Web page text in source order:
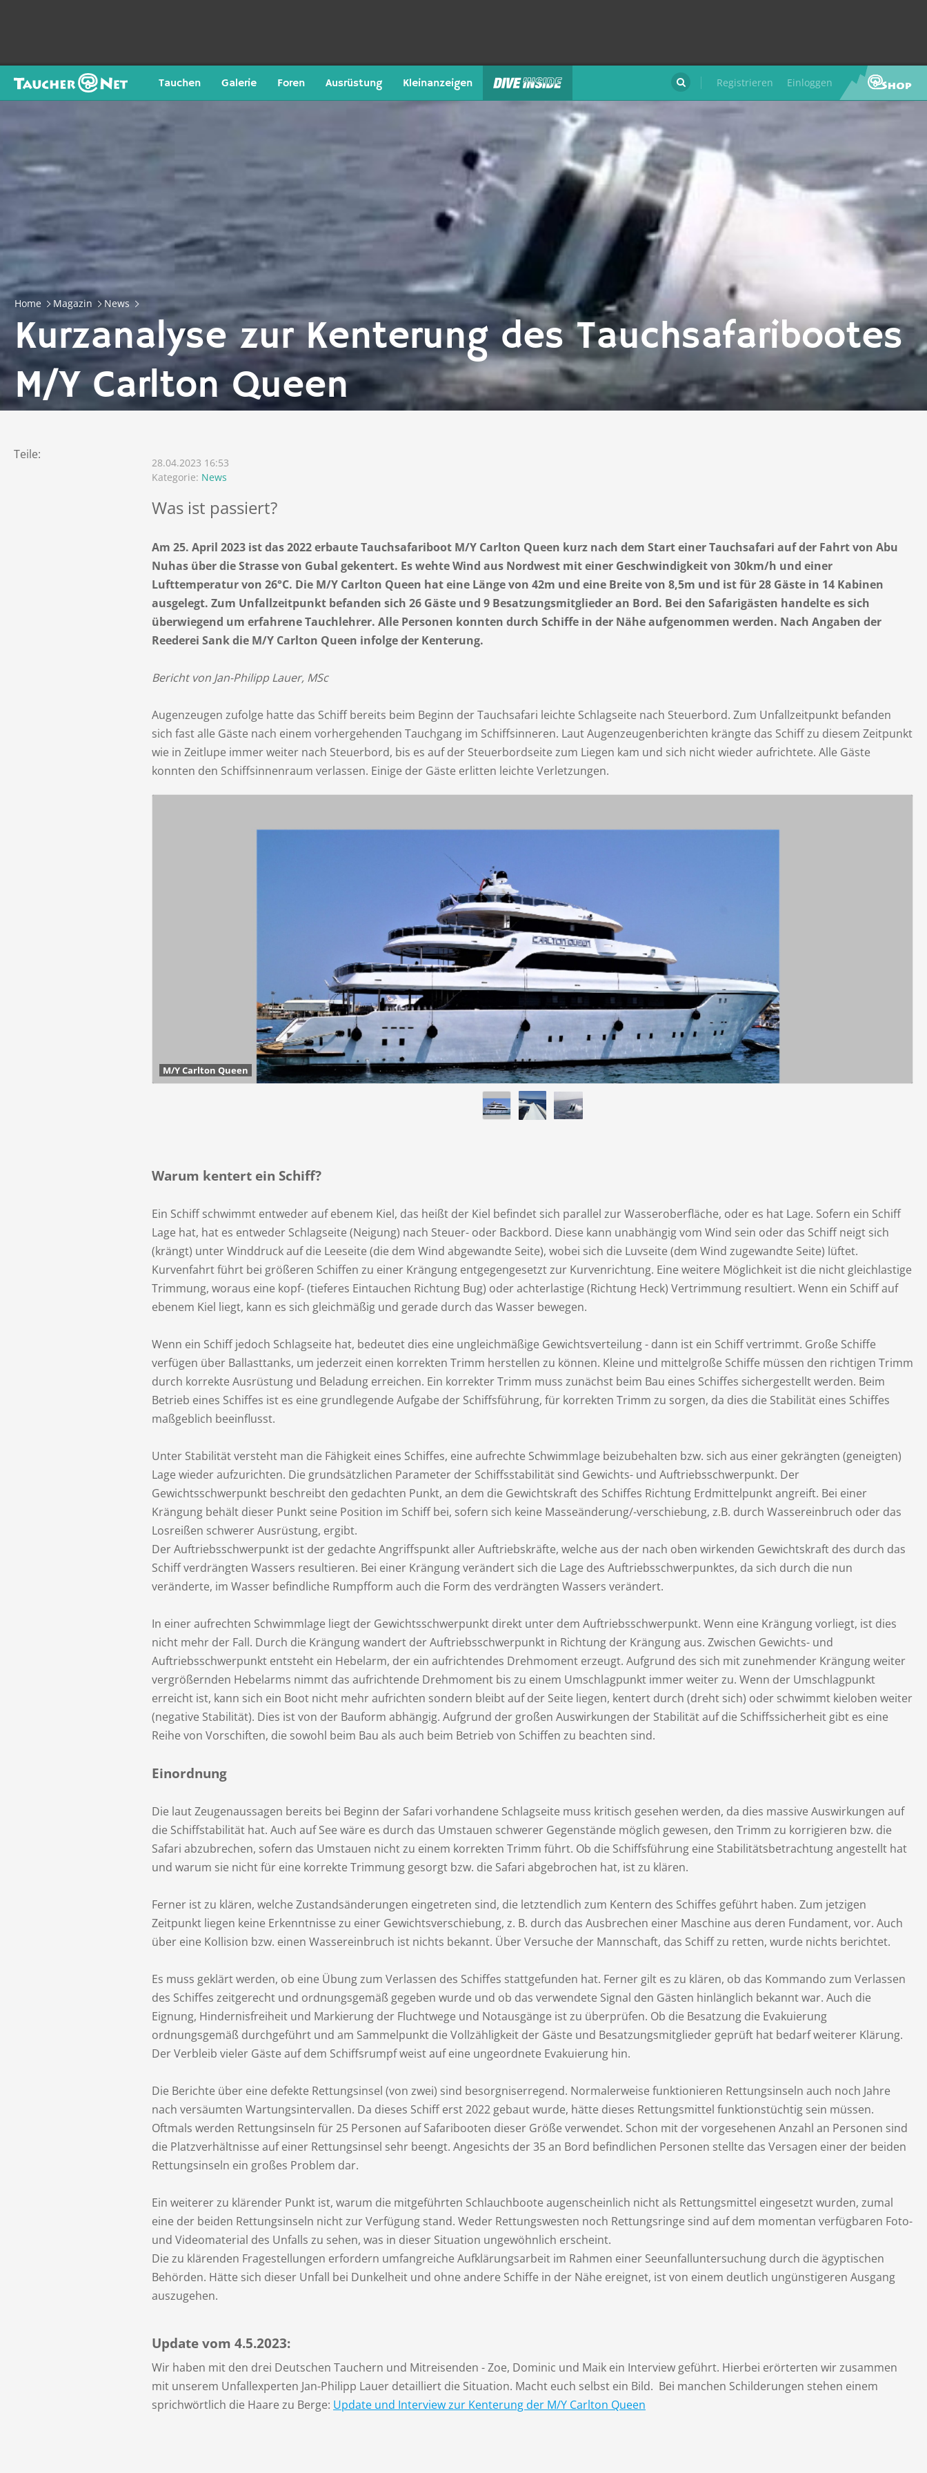
Tauchen Galerie Foren Ausrüstung Kleinanzeigen Registrieren Einloggen

Home Magazin News
Kurzanalyse zur Kenterung des Tauchsafaribootes
M/Y Carlton Queen
Teile:
28.04.2023 16:53
Kategorie: News
Was ist passiert?
Am 25. April 2023 ist das 2022 erbaute Tauchsafariboot M/Y Carlton Queen kurz nach dem Start einer Tauchsafari auf der Fahrt von Abu
Nuhas über die Strasse von Gubal gekentert. Es wehte Wind aus Nordwest mit einer Geschwindigkeit von 30km/h und einer
Lufttemperatur von 26°C. Die M/Y Carlton Queen hat eine Länge von 42m und eine Breite von 8,5m und ist für 28 Gäste in 14 Kabinen
ausgelegt. Zum Unfallzeitpunkt befanden sich 26 Gäste und 9 Besatzungsmitglieder an Bord. Bei den Safarigästen handelte es sich
überwiegend um erfahrene Tauchlehrer. Alle Personen konnten durch Schiffe in der Nähe aufgenommen werden. Nach Angaben der
Reederei Sank die M/Y Carlton Queen infolge der Kenterung.
Bericht von Jan-Philipp Lauer, MSc
Augenzeugen zufolge hatte das Schiff bereits beim Beginn der Tauchsafari leichte Schlagseite nach Steuerbord. Zum Unfallzeitpunkt befanden
sich fast alle Gäste nach einem vorhergehenden Tauchgang im Schiffsinneren. Laut Augenzeugenberichten krängte das Schiff zu diesem Zeitpunkt
wie in Zeitlupe immer weiter nach Steuerbord, bis es auf der Steuerbordseite zum Liegen kam und sich nicht wieder aufrichtete. Alle Gäste
konnten den Schiffsinnenraum verlassen. Einige der Gäste erlitten leichte Verletzungen.
M/Y Carlton Queen
Warum kentert ein Schiff?
Ein Schiff schwimmt entweder auf ebenem Kiel, das heißt der Kiel befindet sich parallel zur Wasseroberfläche, oder es hat Lage. Sofern ein Schiff
Lage hat, hat es entweder Schlagseite (Neigung) nach Steuer- oder Backbord. Diese kann unabhängig vom Wind sein oder das Schiff neigt sich
(krängt) unter Winddruck auf die Leeseite (die dem Wind abgewandte Seite), wobei sich die Luvseite (dem Wind zugewandte Seite) lüftet.
Kurvenfahrt führt bei größeren Schiffen zu einer Krängung entgegengesetzt zur Kurvenrichtung. Eine weitere Möglichkeit ist die nicht gleichlastige
Trimmung, woraus eine kopf- (tieferes Eintauchen Richtung Bug) oder achterlastige (Richtung Heck) Vertrimmung resultiert. Wenn ein Schiff auf
ebenem Kiel liegt, kann es sich gleichmäßig und gerade durch das Wasser bewegen.
Wenn ein Schiff jedoch Schlagseite hat, bedeutet dies eine ungleichmäßige Gewichtsverteilung - dann ist ein Schiff vertrimmt. Große Schiffe
verfügen über Ballasttanks, um jederzeit einen korrekten Trimm herstellen zu können. Kleine und mittelgroße Schiffe müssen den richtigen Trimm
durch korrekte Ausrüstung und Beladung erreichen. Ein korrekter Trimm muss zunächst beim Bau eines Schiffes sichergestellt werden. Beim
Betrieb eines Schiffes ist es eine grundlegende Aufgabe der Schiffsführung, für korrekten Trimm zu sorgen, da dies die Stabilität eines Schiffes
maßgeblich beeinflusst.
Unter Stabilität versteht man die Fähigkeit eines Schiffes, eine aufrechte Schwimmlage beizubehalten bzw. sich aus einer gekrängten (geneigten)
Lage wieder aufzurichten. Die grundsätzlichen Parameter der Schiffsstabilität sind Gewichts- und Auftriebsschwerpunkt. Der
Gewichtsschwerpunkt beschreibt den gedachten Punkt, an dem die Gewichtskraft des Schiffes Richtung Erdmittelpunkt angreift. Bei einer
Krängung behält dieser Punkt seine Position im Schiff bei, sofern sich keine Masseänderung/-verschiebung, z.B. durch Wassereinbruch oder das
Losreißen schwerer Ausrüstung, ergibt.
Der Auftriebsschwerpunkt ist der gedachte Angriffspunkt aller Auftriebskräfte, welche aus der nach oben wirkenden Gewichtskraft des durch das
Schiff verdrängten Wassers resultieren. Bei einer Krängung verändert sich die Lage des Auftriebsschwerpunktes, da sich durch die nun
veränderte, im Wasser befindliche Rumpfform auch die Form des verdrängten Wassers verändert.
In einer aufrechten Schwimmlage liegt der Gewichtsschwerpunkt direkt unter dem Auftriebsschwerpunkt. Wenn eine Krängung vorliegt, ist dies
nicht mehr der Fall. Durch die Krängung wandert der Auftriebsschwerpunkt in Richtung der Krängung aus. Zwischen Gewichts- und
Auftriebsschwerpunkt entsteht ein Hebelarm, der ein aufrichtendes Drehmoment erzeugt. Aufgrund des sich mit zunehmender Krängung weiter
vergrößernden Hebelarms nimmt das aufrichtende Drehmoment bis zu einem Umschlagpunkt immer weiter zu. Wenn der Umschlagpunkt
erreicht ist, kann sich ein Boot nicht mehr aufrichten sondern bleibt auf der Seite liegen, kentert durch (dreht sich) oder schwimmt kieloben weiter
(negative Stabilität). Dies ist von der Bauform abhängig. Aufgrund der großen Auswirkungen der Stabilität auf die Schiffssicherheit gibt es eine
Reihe von Vorschiften, die sowohl beim Bau als auch beim Betrieb von Schiffen zu beachten sind.
Einordnung
Die laut Zeugenaussagen bereits bei Beginn der Safari vorhandene Schlagseite muss kritisch gesehen werden, da dies massive Auswirkungen auf
die Schiffstabilität hat. Auch auf See wäre es durch das Umstauen schwerer Gegenstände möglich gewesen, den Trimm zu korrigieren bzw. die
Safari abzubrechen, sofern das Umstauen nicht zu einem korrekten Trimm führt. Ob die Schiffsführung eine Stabilitätsbetrachtung angestellt hat
und warum sie nicht für eine korrekte Trimmung gesorgt bzw. die Safari abgebrochen hat, ist zu klären.
Ferner ist zu klären, welche Zustandsänderungen eingetreten sind, die letztendlich zum Kentern des Schiffes geführt haben. Zum jetzigen
Zeitpunkt liegen keine Erkenntnisse zu einer Gewichtsverschiebung, z. B. durch das Ausbrechen einer Maschine aus deren Fundament, vor. Auch
über eine Kollision bzw. einen Wassereinbruch ist nichts bekannt. Über Versuche der Mannschaft, das Schiff zu retten, wurde nichts berichtet.
Es muss geklärt werden, ob eine Übung zum Verlassen des Schiffes stattgefunden hat. Ferner gilt es zu klären, ob das Kommando zum Verlassen
des Schiffes zeitgerecht und ordnungsgemäß gegeben wurde und ob das verwendete Signal den Gästen hinlänglich bekannt war. Auch die
Eignung, Hindernisfreiheit und Markierung der Fluchtwege und Notausgänge ist zu überprüfen. Ob die Besatzung die Evakuierung
ordnungsgemäß durchgeführt und am Sammelpunkt die Vollzähligkeit der Gäste und Besatzungsmitglieder geprüft hat bedarf weiterer Klärung.
Der Verbleib vieler Gäste auf dem Schiffsrumpf weist auf eine ungeordnete Evakuierung hin.
Die Berichte über eine defekte Rettungsinsel (von zwei) sind besorgniserregend. Normalerweise funktionieren Rettungsinseln auch noch Jahre
nach versäumten Wartungsintervallen. Da dieses Schiff erst 2022 gebaut wurde, hätte dieses Rettungsmittel funktionstüchtig sein müssen.
Oftmals werden Rettungsinseln für 25 Personen auf Safaribooten dieser Größe verwendet. Schon mit der vorgesehenen Anzahl an Personen sind
die Platzverhältnisse auf einer Rettungsinsel sehr beengt. Angesichts der 35 an Bord befindlichen Personen stellte das Versagen einer der beiden
Rettungsinseln ein großes Problem dar.
Ein weiterer zu klärender Punkt ist, warum die mitgeführten Schlauchboote augenscheinlich nicht als Rettungsmittel eingesetzt wurden, zumal
eine der beiden Rettungsinseln nicht zur Verfügung stand. Weder Rettungswesten noch Rettungsringe sind auf dem momentan verfügbaren Foto-
und Videomaterial des Unfalls zu sehen, was in dieser Situation ungewöhnlich erscheint.
Die zu klärenden Fragestellungen erfordern umfangreiche Aufklärungsarbeit im Rahmen einer Seeunfalluntersuchung durch die ägyptischen
Behörden. Hätte sich dieser Unfall bei Dunkelheit und ohne andere Schiffe in der Nähe ereignet, ist von einem deutlich ungünstigeren Ausgang
auszugehen.
Update vom 4.5.2023:
Wir haben mit den drei Deutschen Tauchern und Mitreisenden - Zoe, Dominic und Maik ein Interview geführt. Hierbei erörterten wir zusammen
mit unserem Unfallexperten Jan-Philipp Lauer detailliert die Situation. Macht euch selbst ein Bild. Bei manchen Schilderungen stehen einem
sprichwörtlich die Haare zu Berge: Update und Interview zur Kenterung der M/Y Carlton Queen